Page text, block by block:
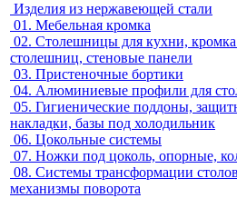
Изделия из нержавеющей стали
01. Мебельная кромка
02. Столешницы для кухни, кромка
столешниц, стеновые панели
03. Пристеночные бортики
04. Алюминиевые профили для
05. Гигиенические поддоны,
накладки, базы под холодильник
06. Цокольные системы
07. Ножки под цоколь, опорные,
08. Системы трансформации
механизмы поворота